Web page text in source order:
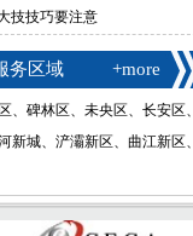
技技巧要注意
+more
务区域
、碑林区、未央区、长安区、
新城、浐灞新区、曲江新区、